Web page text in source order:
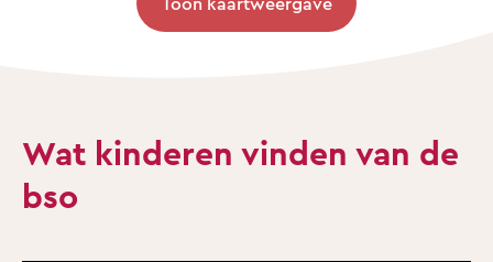
Wat kinderen vinden van de
bso